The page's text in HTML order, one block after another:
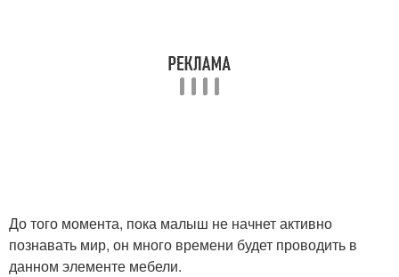
До того момента, пока малыш не начнет активно
познавать мир, он много времени будет проводить в
данном элементе мебели.